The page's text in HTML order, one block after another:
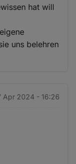
hat will
uns belehren
Apr 2024 - 16:26